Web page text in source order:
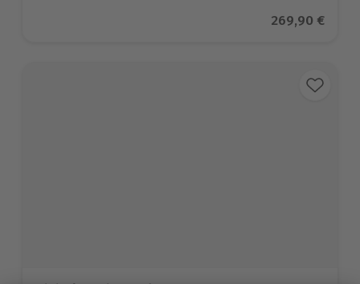
Aktueller
269,90 €